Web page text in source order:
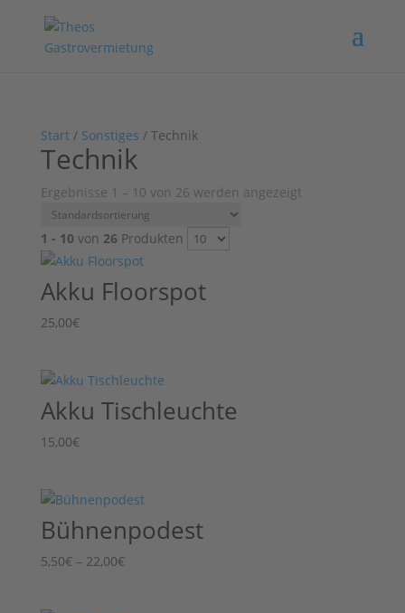
Start/ Sonstiges / Technik
Technik
Ergebnisse 1 – 10 von 26 werden angezeigt
1 - 10 von 26 Produkten
Akku Floorspot
25,00€
Akku Tischleuchte
15,00€
Bühnenpodest
5,50€ – 22,00€Preisspanne: